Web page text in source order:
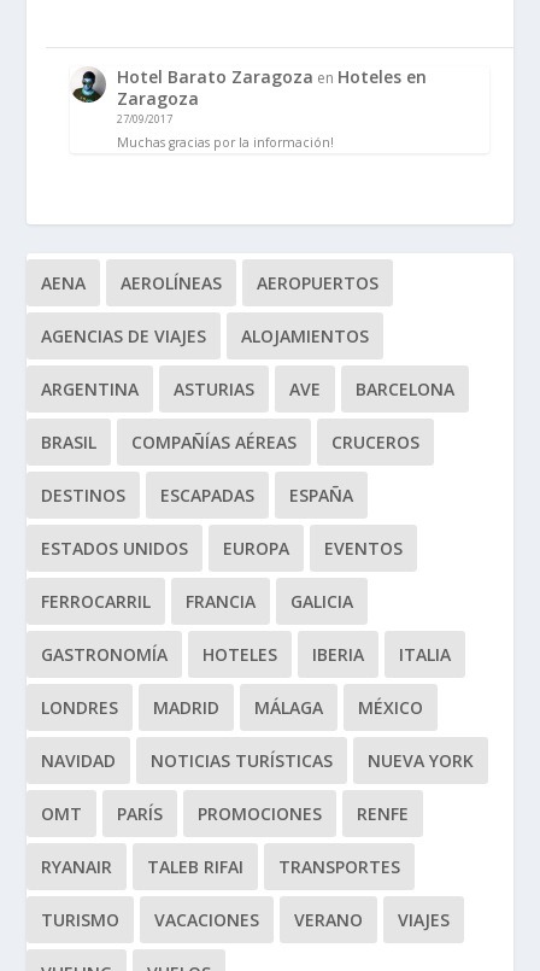
Hotel Barato Zaragoza en Hoteles en
Zaragoza
27/09/2017
Muchas gracias por la información!
AENA AEROLÍNEAS AEROPUERTOS
AGENCIAS DE VIAJES ALOJAMIENTOS
ARGENTINA ASTURIAS AVE BARCELONA
BRASIL COMPAÑÍAS AÉREAS CRUCEROS
DESTINOS ESCAPADAS ESPAÑA
ESTADOS UNIDOS EUROPA EVENTOS
FERROCARRIL FRANCIA GALICIA
GASTRONOMÍA HOTELES IBERIA ITALIA
LONDRES MADRID MÁLAGA MÉXICO
NAVIDAD NOTICIAS TURÍSTICAS NUEVA YORK
OMT PARÍS PROMOCIONES RENFE
RYANAIR TALEB RIFAI TRANSPORTES
TURISMO VACACIONES VERANO VIAJES